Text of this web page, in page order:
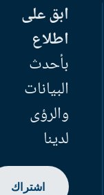
ابق على
اطلاع
بأحدث
البيانات
والرؤى
لدينا
اشتراك